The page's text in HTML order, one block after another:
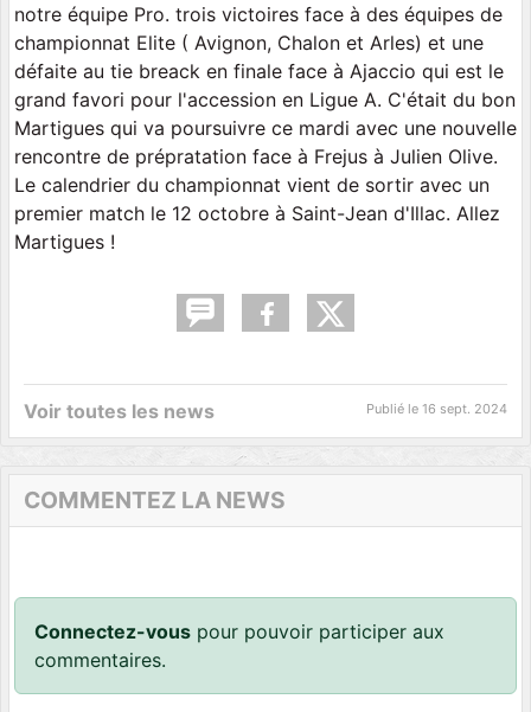
notre équipe Pro. trois victoires face à des équipes de
championnat Elite ( Avignon, Chalon et Arles) et une
défaite au tie breack en finale face à Ajaccio qui est le
grand favori pour l'accession en Ligue A. C'était du bon
Martigues qui va poursuivre ce mardi avec une nouvelle
rencontre de prépratation face à Frejus à Julien Olive.
Le calendrier du championnat vient de sortir avec un
premier match le 12 octobre à Saint-Jean d'Illac. Allez
Martigues !
Voir toutes les news Publié le 16 sept. 2024
COMMENTEZ LA NEWS
Connectez-vous pour pouvoir participer aux
commentaires.